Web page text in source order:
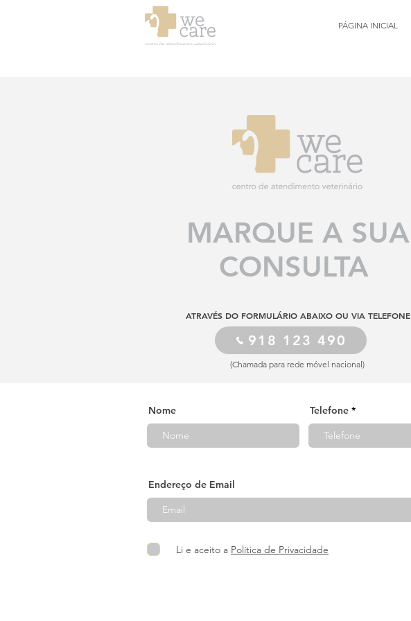
PÁGINA INICIAL
MARQUE A SUA
CONSULTA
ATRAVÉS DO FORMULÁRIO ABAIXO OU VIA TELEFONE
918 123 490
(Chamada para rede móvel nacional)
Nome Telefone
Endereço de Email
Li e aceito a Política de Privacidade